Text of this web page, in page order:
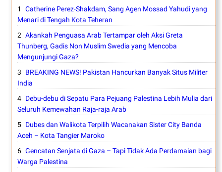
Catherine Perez-Shakdam, Sang Agen Mossad Yahudi yang
Menari di Tengah Kota Teheran
Akankah Penguasa Arab Tertampar oleh Aksi Greta
Thunberg, Gadis Non Muslim Swedia yang Mencoba
Mengunjungi Gaza?
BREAKING NEWS! Pakistan Hancurkan Banyak Situs Militer
India
Debu-debu di Sepatu Para Pejuang Palestina Lebih Mulia dari
Seluruh Kemewahan Raja-raja Arab
Dubes dan Walikota Terpilih Wacanakan Sister City Banda
Aceh – Kota Tangier Maroko
Gencatan Senjata di Gaza – Tapi Tidak Ada Perdamaian bagi
Warga Palestina